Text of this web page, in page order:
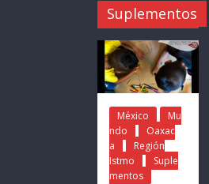
Suplementos
México
Mu
ndo
Oaxac
a
Región
Istmo
Suple
mentos